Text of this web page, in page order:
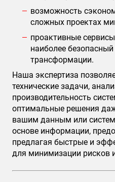
возможность
сложных проектах
проактивные
наиболее
трансформации.
Наша экспертиза
технические задачи,
производительность
оптимальные решения
вашим данным или
основе информации,
предлагая быстрые и
для минимизации рисков